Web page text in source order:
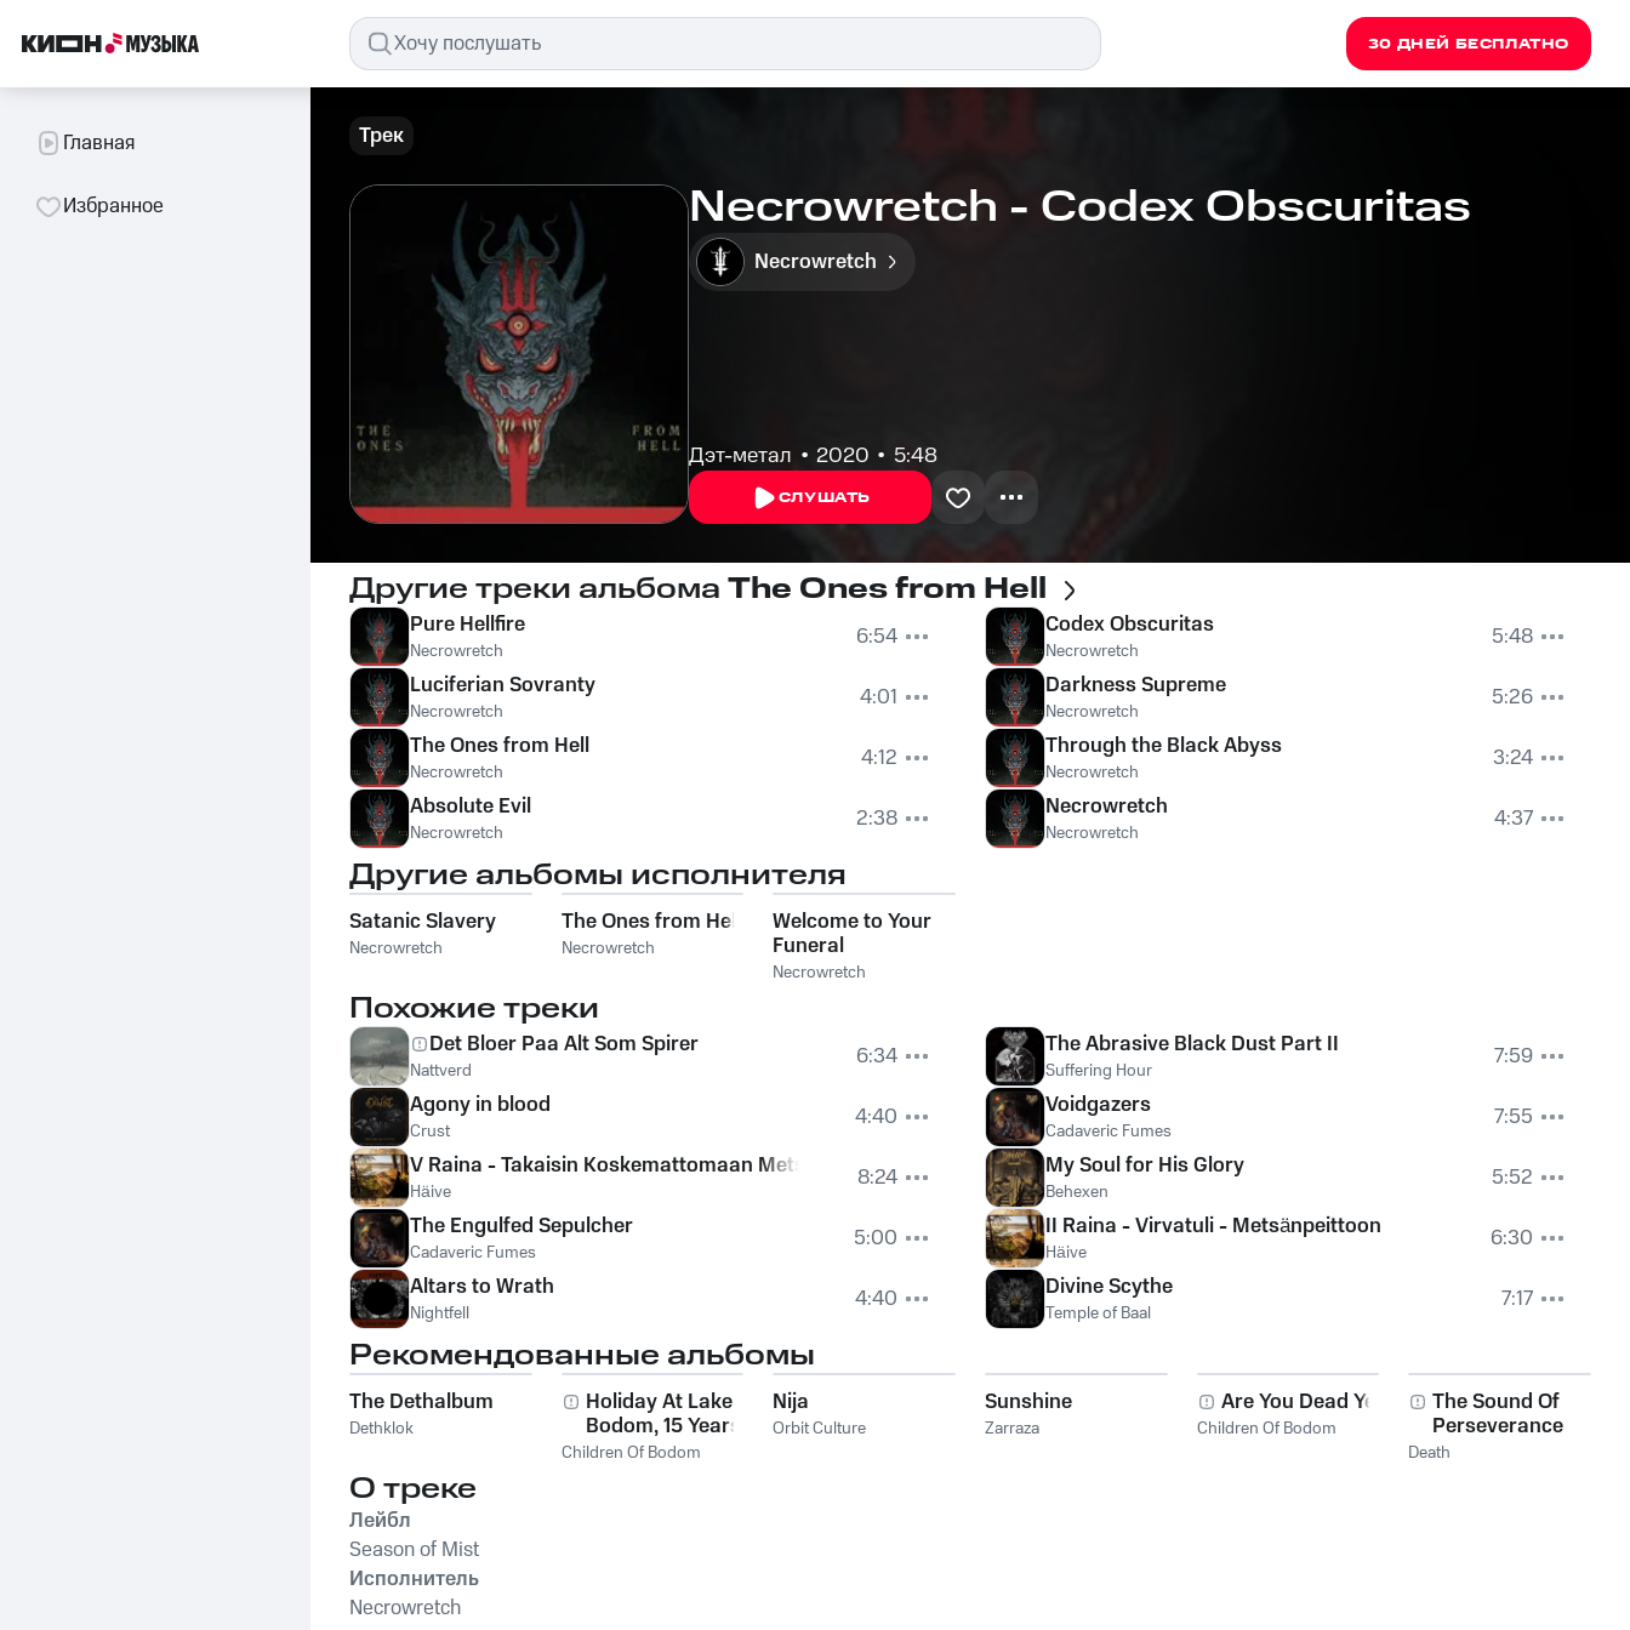
30 ДНЕЙ БЕСПЛАТНО
Главная
Избранное
Трек
Necrowretch - Codex Obscuritas
Necrowretch
Дэт-метал 2020 5:48
СЛУШАТЬ
Другие треки альбома The Ones from Hell
Pure Hellfire
Necrowretch
6:54
Luciferian Sovranty
Necrowretch
4:01
The Ones from Hell
Necrowretch
4:12
Absolute Evil
Necrowretch 2:38
Codex Obscuritas
Necrowretch
5:48
Darkness Supreme
Necrowretch
5:26
Through the Black Abyss
Necrowretch
3:24
Necrowretch
Necrowretch 4:37
Другие альбомы исполнителя
Satanic Slavery
Necrowretch
The Ones from Hell
Necrowretch
Welcome to Your
Funeral
Necrowretch
Похожие треки
Det Bloer Paa Alt Som Spirer
Nattverd
6:34
Agony in blood
Crust
4:40
V Raina - Takaisin Koskemattomaan Metsään
Häive
8:24
The Engulfed Sepulcher
Cadaveric Fumes
5:00
Altars to Wrath
Nightfell 4:40
The Abrasive Black Dust Part II
Suffering Hour
7:59
Voidgazers
Cadaveric Fumes
7:55
My Soul for His Glory
Behexen
5:52
II Raina - Virvatuli - Metsänpeittoon
Häive
6:30
Divine Scythe
Temple of Baal 7:17
Рекомендованные альбомы
The Dethalbum
Dethklok
Holiday At Lake
Bodom, 15 Years of
Wasted Youth
Children Of Bodom
Nija
Orbit Culture
Sunshine
Zarraza
Are You Dead Yet?
Children Of Bodom
The Sound Of
Perseverance
Death
О треке
Лейбл
Season of Mist
Исполнитель
Necrowretch